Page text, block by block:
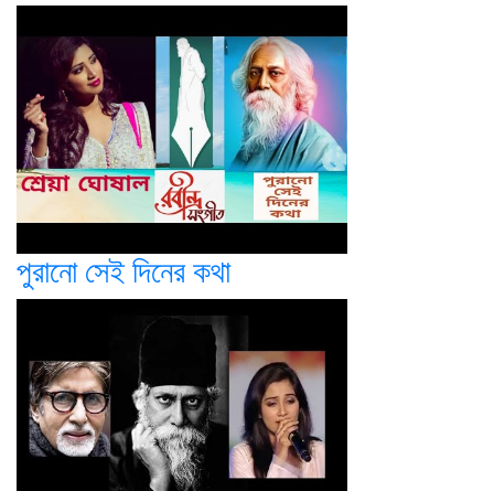
পুরানো সেই দিনের কথা